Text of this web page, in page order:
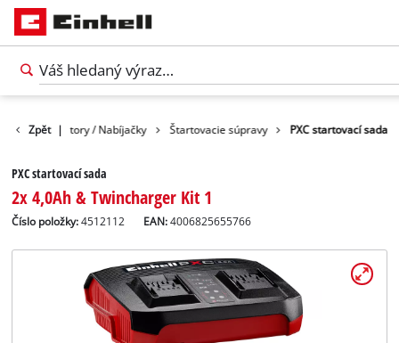
Zpět |
Akumulátory / Nabíjačky Štartovacie súpravy PXC startovací sada
PXC startovací sada
2x 4,0Ah & Twincharger Kit 1
Číslo položky: 4512112 EAN:4006825655766